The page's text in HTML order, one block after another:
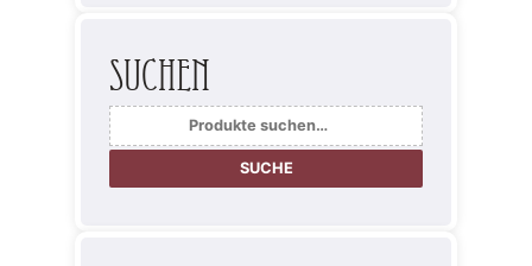
Suchen
Suche
nach:
SUCHE